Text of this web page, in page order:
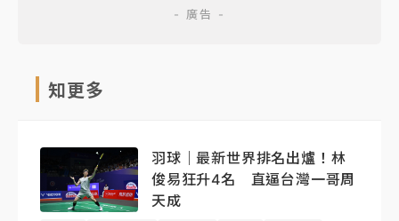
知更多
羽球｜最新世界排名出爐！林
俊易狂升4名 直逼台灣一哥周
天成